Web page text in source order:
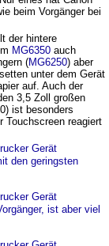
beim Vorgänger bei
der hintere
MG6350 auch
(MG6250) aber
unter dem Gerät
auf. Auch der
3,5 Zoll großen
ist besonders
reagiert
den geringsten
ist aber viel